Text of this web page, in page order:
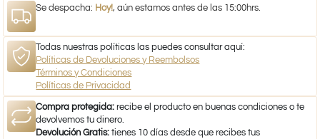
Se despacha: Hoy!, aún estamos antes de las 15:00hrs.
Todas nuestras políticas las puedes consultar aquí:
Políticas de Devoluciones y Reembolsos
Términos y Condiciones
Políticas de Privacidad
Compra protegida: recibe el producto en buenas condiciones o te
devolvemos tu dinero.
Devolución Gratis: tienes 10 días desde que recibes tus